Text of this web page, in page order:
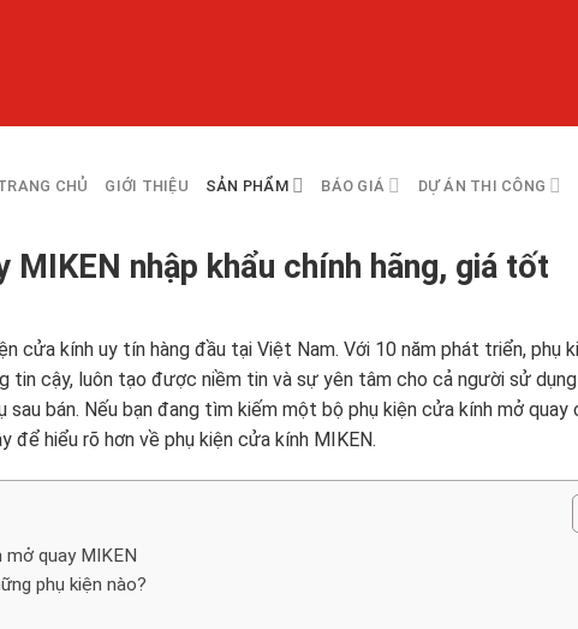
CHỦ GIỚI THIỆU SẢN PHẨM BÁO GIÁ DỰ ÁN THI CÔNG
MIKEN nhập khẩu chính hãng, giá tốt
cửa kính uy tín hàng đầu tại Việt Nam. Với 10 năm phát triển, phụ
tin cậy, luôn tạo được niềm tin và sự yên tâm cho cả người sử
bán. Nếu bạn đang tìm kiếm một bộ phụ kiện cửa kính mở quay
hiểu rõ hơn về phụ kiện cửa kính MIKEN.
quay MIKEN
phụ kiện nào?